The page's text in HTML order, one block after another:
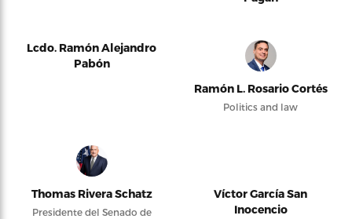
Lcdo. Ramón Alejandro
Pabón
Ramón L. Rosario Cortés
Politics and law
Thomas Rivera Schatz
Presidente del Senado de
Víctor García San
Inocencio